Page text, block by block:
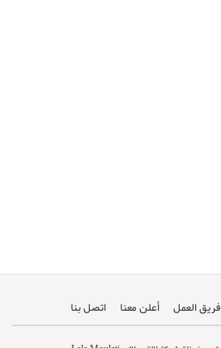
فريق العمل أعلن معنا اتصل بنا